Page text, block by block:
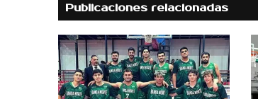
Publicaciones relacionadas